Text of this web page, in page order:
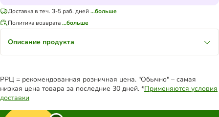
Доставка в теч. 3-5 раб. дней ...больше
Политика возврата...больше
Описание продукта
РРЦ = рекомендованная розничная цена. "Обычно" – самая
низкая цена товара за последние 30 дней. *Применяются условия
доставки